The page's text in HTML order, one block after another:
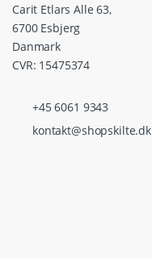
Carit Etlars Alle 63,
6700 Esbjerg
Danmark
CVR: 15475374
+45 6061 9343
kontakt@shopskilte.dk